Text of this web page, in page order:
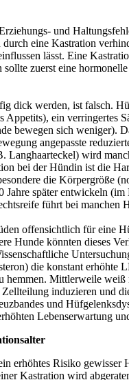
und
eine Kastration
lässt. Eine
zuerst eine
dick werden, ist falsch.
Appetits), ein
bewegen sich weniger).
angepasste
wird
bei der Hündin ist die
die Körpergröße
Jahre später entwickeln
führt bei
Rüden
könnten dieses
die konstant
hemmen. Mittlerweile
induzieren und
und
Lebenserwartung
erhöhtes Risiko
Kastration wird